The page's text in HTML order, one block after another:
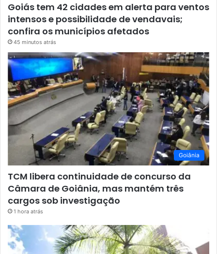
Goiás tem 42 cidades em alerta para ventos
intensos e possibilidade de vendavais;
confira os municípios afetados
45 minutos atrás
Goiânia
TCM libera continuidade de concurso da
Câmara de Goiânia, mas mantém três
cargos sob investigação
1 hora atrás